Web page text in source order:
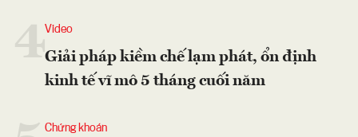
4Video
Giải pháp kiềm chế lạm phát, ổn định
kinh tế vĩ mô 5 tháng cuối năm
Chứng khoán